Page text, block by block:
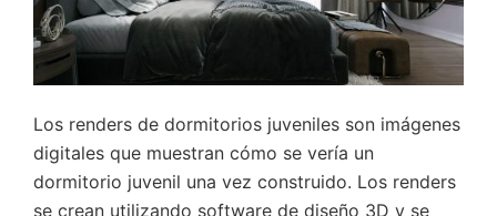
Los renders de dormitorios juveniles son imágenes
digitales que muestran cómo se vería un
dormitorio juvenil una vez construido. Los renders
se crean utilizando software de diseño 3D y se